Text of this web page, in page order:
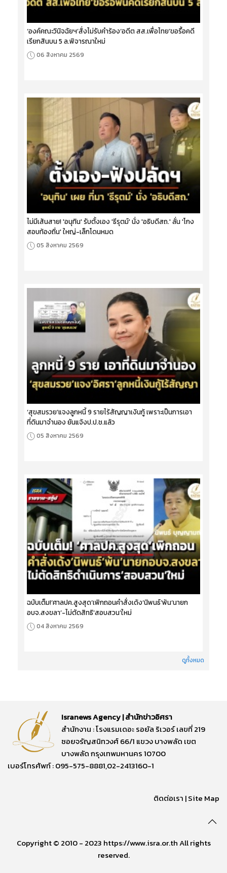
‘องค์คณะวินิจฉัยฯ’สั่งไม่รับคำร้อง‘อดีต สส.เพื่อไทย’ขอรื้อคดี
เรียกสินบน 5 ล.พิจารณาใหม่
06 สิงหาคม 2569
ไม่มีเส้นสาย! 'อนุทิน' รับตั้งเอง 'ธีรุตม์' นั่ง 'อธิบดีสถ.' ลั่น 'โกง
สอบท้องถิ่น' ใหญ่-เล็กโดนหมด
05 สิงหาคม 2569
‘สุขสมรวย’แจงลูกหนี้ 9 รายไร้สัญญาเงินกู้ เพราะเป็นการเอา
ที่ดินมาจำนอง ยันแจ้งป.ป.ช.แล้ว
05 สิงหาคม 2569
ฉบับเต็ม!‘ศาลปค.สูงสุด’เพิกถอนคำสั่งเด้ง‘นิพนธ์’พ้น‘นายก
อบจ.สงขลา’-ไม่ตัดสิทธิ‘สอบสวน’ใหม่
04 สิงหาคม 2569
ดูทั้งหมด
Isranews Agency | สำนักข่าวอิศรา
สำนักงาน : โรงแรมเดอะ รอยัล ริเวอร์ เลขที่ 219
ซอยจรัญสนิทวงศ์ 66/1 แขวง บางพลัด เขต
บางพลัด กรุงเทพมหานคร 10700
เบอร์โทรศัพท์ : 095-575-8881,02-2413160-1
ติดต่อเรา |Site Map
Copyright © 2010 - 2023 https://www.isra.or.th All rights
reserved.